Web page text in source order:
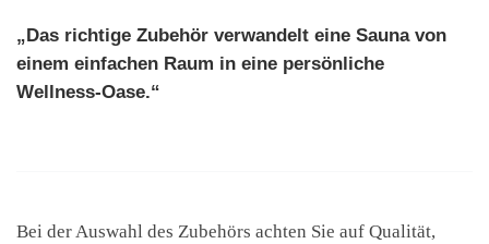
„Das richtige Zubehör verwandelt eine Sauna von
einem einfachen Raum in eine persönliche
Wellness-Oase.“
Bei der Auswahl des Zubehörs achten Sie auf Qualität,